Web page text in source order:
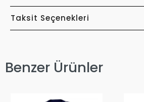
Taksit Seçenekleri
Benzer Ürünler